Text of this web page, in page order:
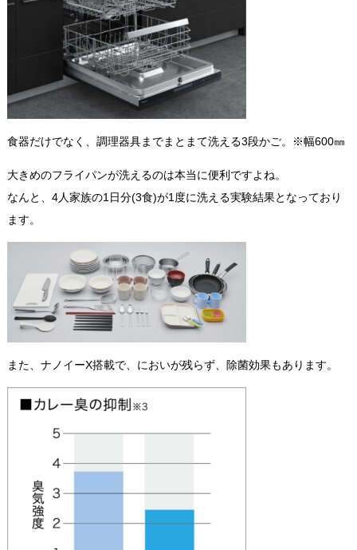
食器だけでなく、調理器具までまとまて洗える3段かご。※幅600㎜
大きめのフライパンが洗えるのは本当に便利ですよね。
なんと、4人家族の1日分(3食)が1度に洗える実験結果となっており
ます。
また、ナノイーX搭載で、においが残らず、除菌効果もあります。